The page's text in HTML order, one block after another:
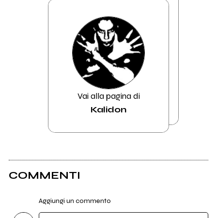
Vai alla pagina di
Kalidon
COMMENTI
Aggiungi un commento